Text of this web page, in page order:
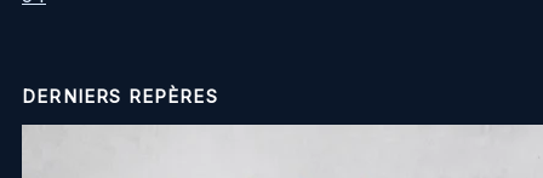
DERNIERS REPÈRES